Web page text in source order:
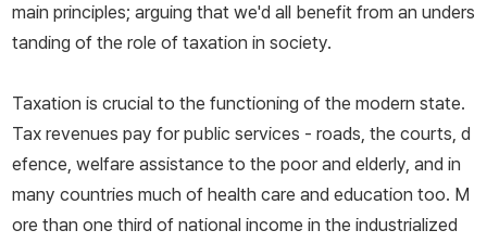
main principles; arguing that we'd all benefit from an unders
tanding of the role of taxation in society.
Taxation is crucial to the functioning of the modern state.
Tax revenues pay for public services - roads, the courts, d
efence, welfare assistance to the poor and elderly, and in
many countries much of health care and education too. M
ore than one third of national income in the industrialized